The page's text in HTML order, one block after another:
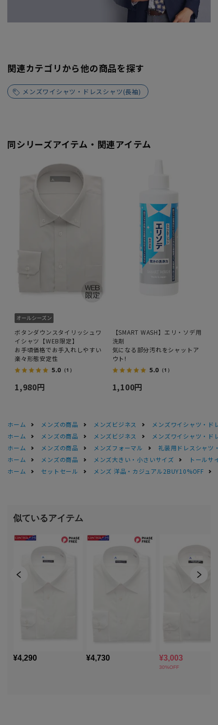
関連カテゴリから他の商品を探す
メンズワイシャツ・ドレスシャツ(長袖)
同シリーズアイテム・関連アイテム
ボタンダウンスタイリッシュワ
イシャツ【WEB限定】
お手頃価格でお手入れしやすい
楽々形態安定性
5.0 （1）
1,980円
【SMART WASH】エリ・ソデ用
洗剤
気になる部分汚れをシャットア
ウト!
5.0 （1）
1,100円
ホーム メンズの商品 メンズビジネス
メンズワイシャツ・ド
ホーム
メンズの商品 メンズビジネス
メンズワイシャツ・ド
ホーム
メンズの商品 メンズフォーマル
礼装用ドレスシャツ
ホーム
メンズの商品 メンズ大きい・小さいサイズ
トールサ
ホーム
セットセール メンズ 洋品・カジュアル2BUY10%OFF